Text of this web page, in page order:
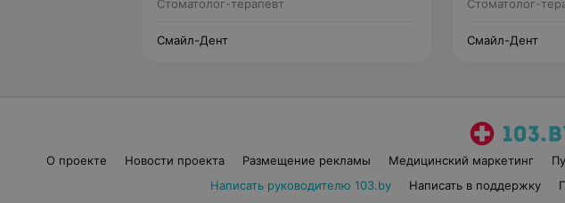
Стоматолог-терапевт
Смайл-Дент
Стоматолог-
Смайл-Дент
О проекте Новости проекта Размещение рекламы Медицинский маркетинг
Написать руководителю 103.by
Написать в поддержку